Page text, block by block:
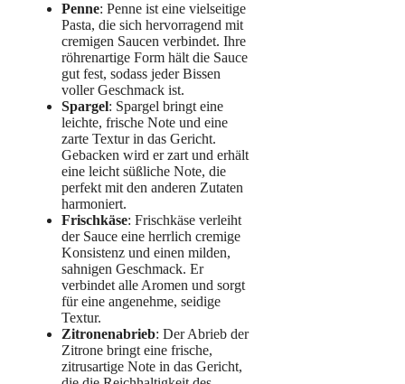
Penne: Penne ist eine vielseitige
Pasta, die sich hervorragend mit
cremigen Saucen verbindet. Ihre
röhrenartige Form hält die Sauce
gut fest, sodass jeder Bissen
voller Geschmack ist.
Spargel: Spargel bringt eine
leichte, frische Note und eine
zarte Textur in das Gericht.
Gebacken wird er zart und erhält
eine leicht süßliche Note, die
perfekt mit den anderen Zutaten
harmoniert.
Frischkäse: Frischkäse verleiht
der Sauce eine herrlich cremige
Konsistenz und einen milden,
sahnigen Geschmack. Er
verbindet alle Aromen und sorgt
für eine angenehme, seidige
Textur.
Zitronenabrieb: Der Abrieb der
Zitrone bringt eine frische,
zitrusartige Note in das Gericht,